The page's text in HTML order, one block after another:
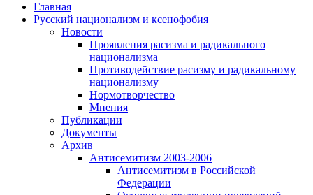
Главная
Русский национализм и ксенофобия
Новости
Проявления расизма и радикального
национализма
Противодействие расизму и радикальному
национализму
Нормотворчество
Мнения
Публикации
Документы
Архив
Антисемитизм 2003-2006
Антисемитизм в Российской
Федерации